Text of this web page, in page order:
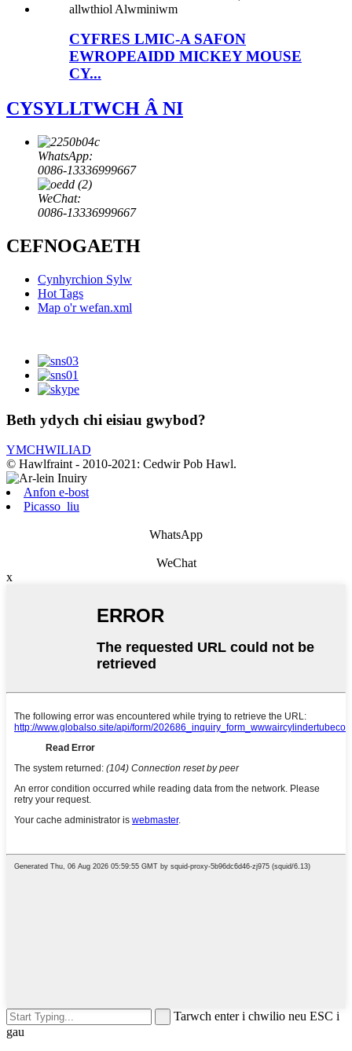
CYFRES LMIC-A SAFON
EWROPEAIDD MICKEY MOUSE
CY...
CYSYLLTWCH Â NI
WhatsApp:
0086-13336999667
WeChat:
0086-13336999667
CEFNOGAETH
Cynhyrchion Sylw
Hot Tags
Map o'r wefan.xml
Beth ydych chi eisiau gwybod?
YMCHWILIAD
© Hawlfraint - 2010-2021: Cedwir Pob Hawl.
Anfon e-bost
Picasso_liu
WhatsApp
WeChat
x
Tarwch enter i chwilio neu ESC i
gau